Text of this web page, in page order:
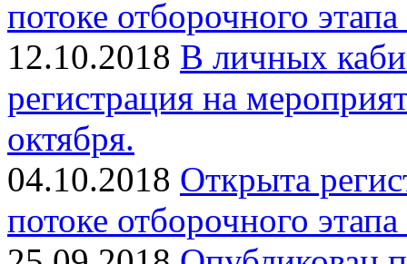
потоке отборочного
12.10.2018 В личных
регистрация на
октября.
04.10.2018 Открыта
потоке отборочного